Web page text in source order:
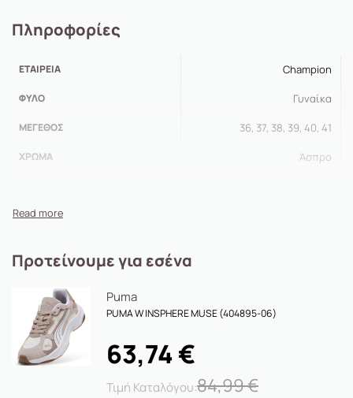
Πληροφορίες
ΕΤΑΙΡΕΊΑ Champion
ΦΎΛΟ Γυναίκα
ΜΈΓΕΘΟΣ 36, 37, 38, 39, 40, 41
ΧΡΏΜΑ Άσπρο
Προτείνουμε για εσένα
Puma
PUMA W INSPHERE MUSE (404895-06)
84,99€
63,74 €